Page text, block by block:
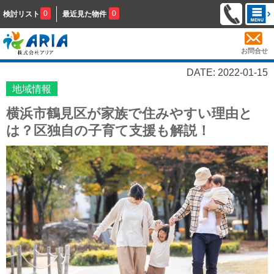
検討リスト 0 最近見た物件 0
お問合せ
DATE: 2022-01-15
地域情報
横浜市鶴見区が家族で住みやすい理由と
は？区独自の子育て支援も解説！